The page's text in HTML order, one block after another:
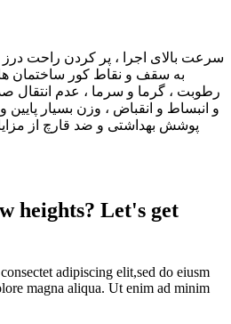
سرعت بالای اجرا ، پر کردن راحت
به سقف و نقاط کور ساختمان ها
رطوبت ، گرما و سرما ، عدم انتقال
و انبساط و انقباض ، وزن بسیار
پوشش بهداشتی و ضد قارچ از
heights? Let's get
adipiscing elit,sed do eiusm
magna aliqua. Ut enim ad minim